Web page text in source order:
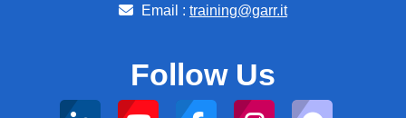
Email : training@garr.it
Follow Us